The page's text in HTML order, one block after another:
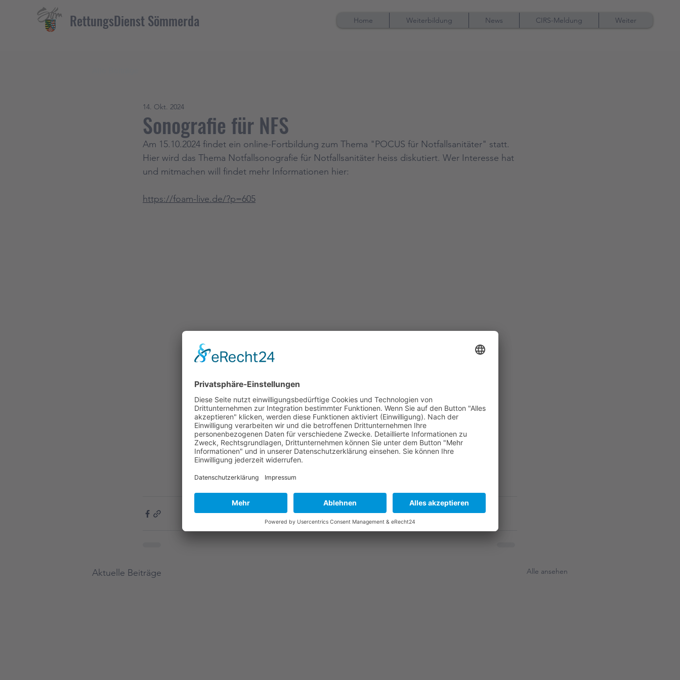
RettungsDienst Sömmerda Home Weiterbildung News CIRS-Meldung Weiter
Sonografie für NFS
14. Okt. 2024
Am 15.10.2024 findet ein online-Fortbildung zum Thema "POCUS für Notfallsanitäter" statt.
Hier wird das Thema Notfallsonografie für Notfallsanitäter heiss diskutiert. Wer Interesse hat
und mitmachen will findet mehr Informationen hier:
https://foam-live.de/?p=605
Aktuelle Beiträge Alle ansehen